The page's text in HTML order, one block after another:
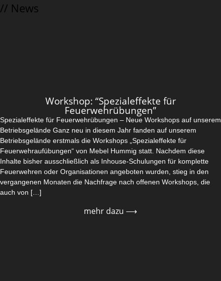
// News
Workshop: “Spezialeffekte für
Feuerwehrübungen”
Spezialeffekte für Feuerwehrübungen – Neue Workshops auf unserem
Betriebsgelände Ganz neu in diesem Jahr fanden auf unserem
Betriebsgelände erstmals die Workshops „Spezialeffekte für
Feuerwehraufübungen“ von Mebel Hummig statt. Nachdem diese
Inhalte bisher ausschließlich als Inhouse-Schulungen für komplette
Feuerwehren oder Organisationen angeboten wurden, stieg in den
vergangenen Monaten die Nachfrage nach offenen Workshops, die
auch von […]
mehr dazu ⟶